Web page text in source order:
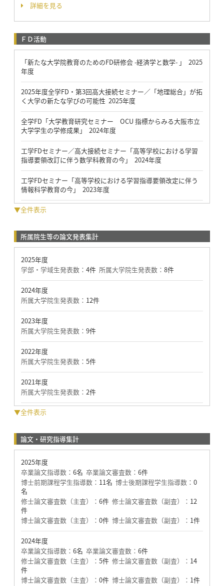
詳細を見る
ＦＤ活動
「新たな大学院教育のためのFD研修会 -経済学と数学- 」 2025
年度
2025年度全学FD・第3回高大接続セミナー／「地理総合」が拓
く⼤学の新たな学びの可能性 2025年度
全学FD「大学教育研究セミナー OCU 指標からみる大阪市立
大学学生の学修成果」 2024年度
工学FDセミナー／高大接続セミナー「高等学校における学習
指導要領改訂に伴う数学科教育の今」 2024年度
工学FDセミナー「高等学校における学習指導要領改定に伴う
情報科学教育の今」 2023年度
▼全件表示
所属院生等の論文発表集計
2025年度
学部・学域生発表数： 4件 所属大学院生発表数： 8件
2024年度
所属大学院生発表数： 12件
2023年度
所属大学院生発表数： 9件
2022年度
所属大学院生発表数： 5件
2021年度
所属大学院生発表数： 2件
▼全件表示
論文・研究指導集計
2025年度
卒業論文指導数： 6名 卒業論文審査数： 6件
博士前期課程学生指導数： 11名 博士後期課程学生指導数： 0
名
修士論文審査数（主査）： 6件 修士論文審査数（副査）： 12
件
博士論文審査数（主査）： 0件 博士論文審査数（副査）： 1件
2024年度
卒業論文指導数： 6名 卒業論文審査数： 6件
修士論文審査数（主査）： 5件 修士論文審査数（副査）： 14
件
博士論文審査数（主査）： 0件 博士論文審査数（副査）： 1件